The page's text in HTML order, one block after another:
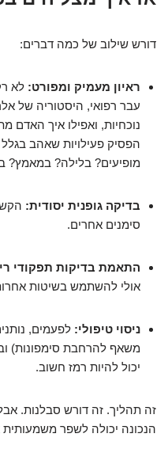
דורש שילוב של כמה דברים:
ראיון מעמיק ומפורט: לא
עבר רפואי, היסטוריה של
נוכחיות, ואפילו איך האדם
הפסיק פעילויות שאהב
מופיעים? בלילה? במאמץ?
בדיקה גופנית יסודית:
סימנים אחרים.
התאמת בדיקות תפקודי
אולי להשתמש בשיטות
ניסוי טיפולי: לפעמים,
משאף להרחבת סימפונות)
יכול להיות רמז חשוב.
זה תהליך. זה דורש סבלנות.
הנכונה יכולה לשפר משמעותית